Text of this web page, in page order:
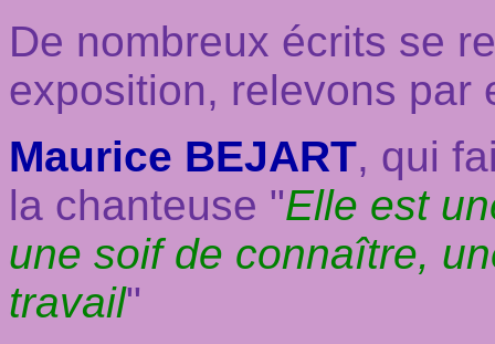
De nombreux écrits se
exposition, relevons par
Maurice BEJART, qui
la chanteuse "Elle est
une soif de connaître,
travail"